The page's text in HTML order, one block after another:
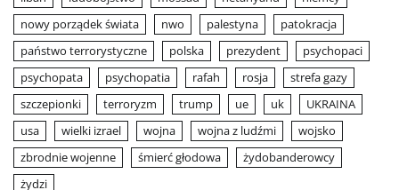
nowy porządek świata
nwo palestyna
patokracja
państwo terrorystyczne
polska prezydent
psychopaci
psychopata
psychopatia rafah rosja
strefa gazy
szczepionki
terroryzm trump ue uk
UKRAINA
usa
wielki izrael wojna wojna z ludźmi
wojsko
zbrodnie wojenne
śmierć głodowa
żydobanderowcy
żydzi